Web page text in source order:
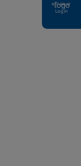
eTrainer
Login